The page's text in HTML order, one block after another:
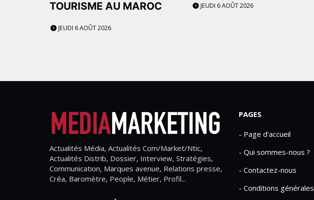
TOURISME AU MAROC
JEUDI 6 AOÛT 2026
JEUDI 6 AOÛT 2026
Actualités Média, Actualités Com/Market/Ntic,
Actualités Distrib, Dossier, Interview, Stratégies,
Communication, Marques avenue, Relations presse,
Créa, Baromètre, People, Métier, Profil...
PAGES
- Page d'accueil
- Qui sommes-nous ?
- Contactez-nous
- Conditions générales